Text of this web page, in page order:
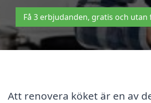
Få 3 erbjudanden, gratis och
Att renovera köket är en av